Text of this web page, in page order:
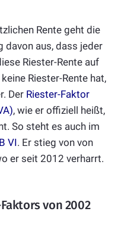
Rente geht die
davon aus, dass jeder
Riester-Rente auf
Riester-Rente hat,
Der Riester-Faktor
, wie er offiziell heißt,
So steht es auch im
VI. Er stieg von von
er seit 2012 verharrt.
von 2002